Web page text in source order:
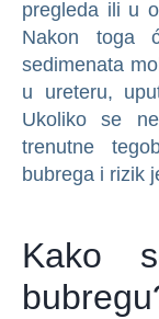
pregleda ili u
Nakon toga
sedimenata
u ureteru,
Ukoliko se
trenutne
bubrega i rizik
Kako